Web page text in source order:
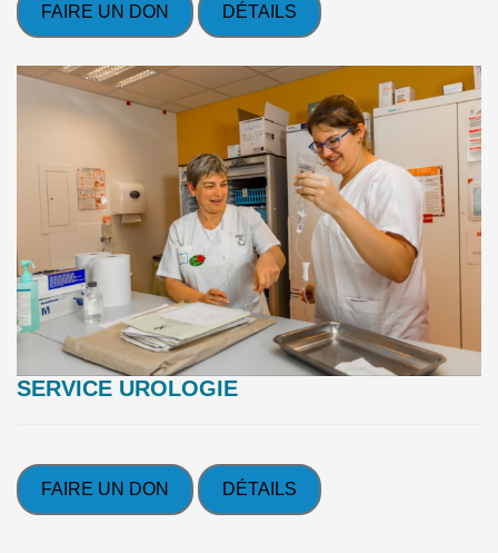
FAIRE UN DON DÉTAILS
SERVICE UROLOGIE
FAIRE UN DON DÉTAILS